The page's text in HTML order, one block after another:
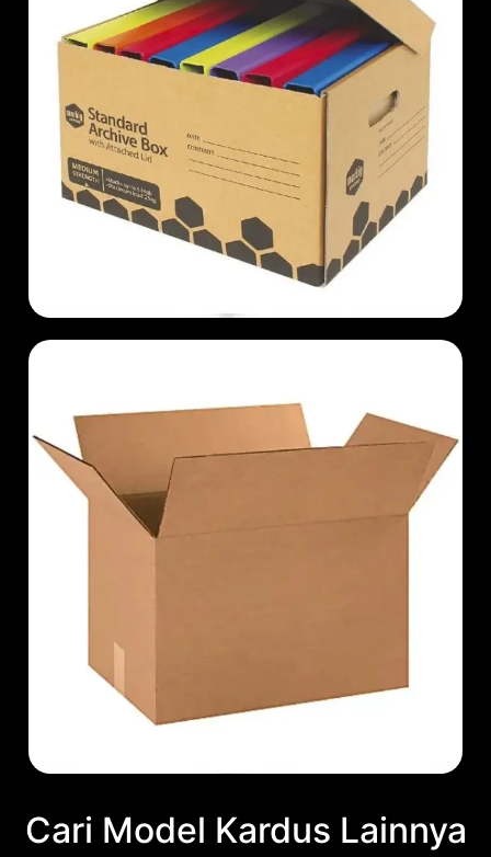
Cari Model Kardus Lainnya